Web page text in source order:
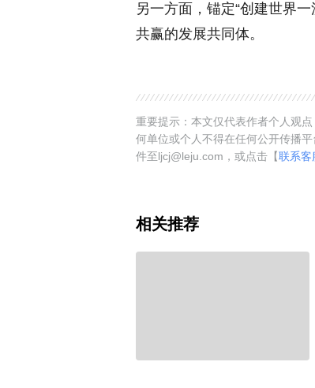
另一方面，锚定“创建世界
共赢的发展共同体。
重要提示：本文仅代表作者个人观
何单位或个人不得在任何公开传播
件至ljcj@leju.com，或点击【联系客
相关推荐